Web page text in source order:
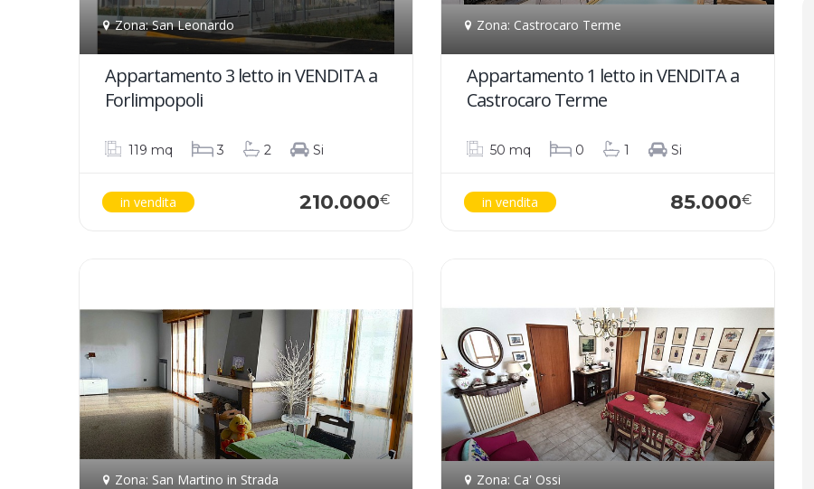
Zona: San Leonardo
Appartamento 3 letto in VENDITA a
Forlimpopoli
119 mq 3 2 Si
in vendita 210.000€
Zona: Castrocaro Terme
Appartamento 1 letto in VENDITA a
Castrocaro Terme
50 mq 0 1 Si
in vendita 85.000€
Zona: San Martino in Strada Zona: Ca' Ossi